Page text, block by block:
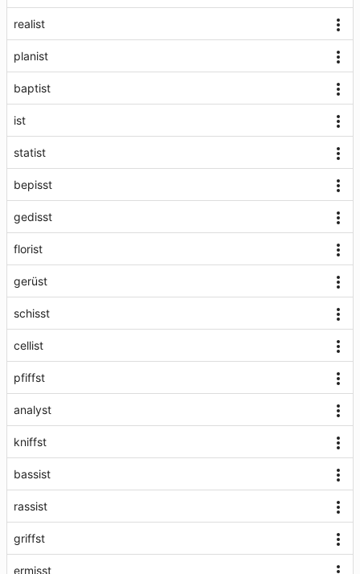
realist
planist
baptist
ist
statist
bepisst
gedisst
florist
gerüst
schisst
cellist
pfiffst
analyst
kniffst
bassist
rassist
griffst
ermisst